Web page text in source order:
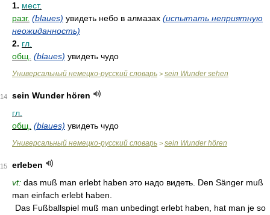
1. мест.
разг. (blaues) увидеть небо в алмазах (испытать неприятную
неожиданность)
2. гл.
общ. (blaues) увидеть чудо
Универсальный немецко-русский словарь > sein Wunder sehen
14
sein Wunder hören
гл.
общ. (blaues) увидеть чудо
Универсальный немецко-русский словарь > sein Wunder hören
15
erleben
vt: das muß man erlebt haben это надо видеть. Den Sänger muß
man einfach erlebt haben.
Das Fußballspiel muß man unbedingt erlebt haben, hat man je so